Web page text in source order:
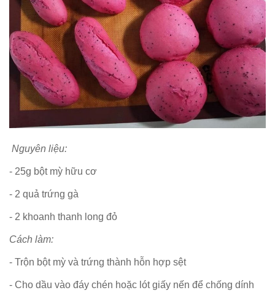
Nguyên liệu:
- 25g bột mỳ hữu cơ
- 2 quả trứng gà
- 2 khoanh thanh long đỏ
Cách làm:
- Trộn bột mỳ và trứng thành hỗn hợp sệt
- Cho dầu vào đáy chén hoặc lót giấy nến để chống dính